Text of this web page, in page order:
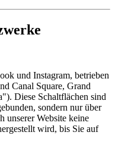
und Instagram, betrieben
Canal Square, Grand
Diese Schaltflächen sind
sondern nur über
unserer Website keine
wird, bis Sie auf